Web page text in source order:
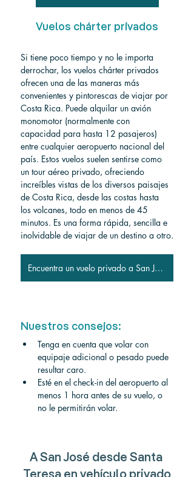
Vuelos chárter privados
Si tiene poco tiempo y no le importa
derrochar, los vuelos chárter privados
ofrecen una de las maneras más
convenientes y pintorescas de viajar por
Costa Rica. Puede alquilar un avión
monomotor (normalmente con
capacidad para hasta 12 pasajeros)
entre cualquier aeropuerto nacional del
país. Estos vuelos suelen sentirse como
un tour aéreo privado, ofreciendo
increíbles vistas de los diversos paisajes
de Costa Rica, desde las costas hasta
los volcanes, todo en menos de 45
minutos. Es una forma rápida, sencilla e
inolvidable de viajar de un destino a otro.
Encuentra un vuelo privado a San José
Nuestros consejos:
Tenga en cuenta que volar con
equipaje adicional o pesado puede
resultar caro.
Esté en el check-in del aeropuerto al
menos 1 hora antes de su vuelo, o
no le permitirán volar.
A San José desde Santa